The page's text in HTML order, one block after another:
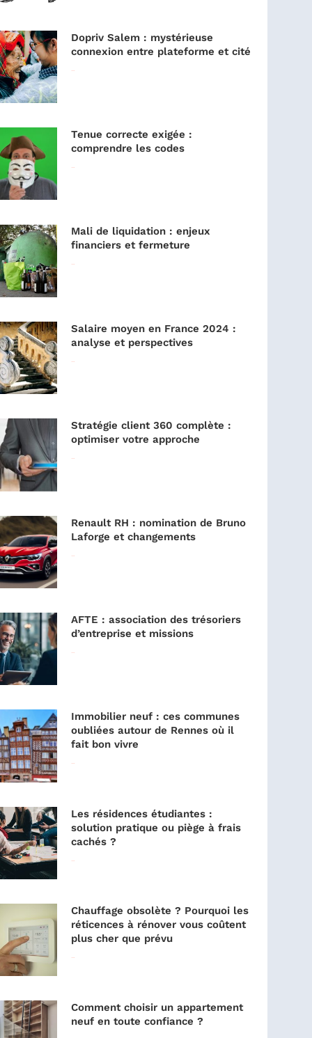
Dopriv Salem : mystérieuse
connexion entre plateforme et cité
Tenue correcte exigée :
comprendre les codes
Mali de liquidation : enjeux
financiers et fermeture
Salaire moyen en France 2024 :
analyse et perspectives
Stratégie client 360 complète :
optimiser votre approche
Renault RH : nomination de Bruno
Laforge et changements
AFTE : association des trésoriers
d’entreprise et missions
Immobilier neuf : ces communes
oubliées autour de Rennes où il
fait bon vivre
Les résidences étudiantes :
solution pratique ou piège à frais
cachés ?
Chauffage obsolète ? Pourquoi les
réticences à rénover vous coûtent
plus cher que prévu
Comment choisir un appartement
neuf en toute confiance ?